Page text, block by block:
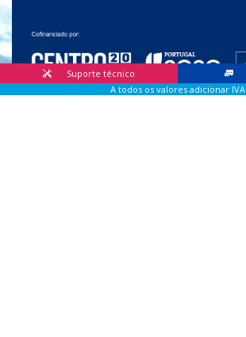
Suporte técnico
A todos os valores adicionar IVA